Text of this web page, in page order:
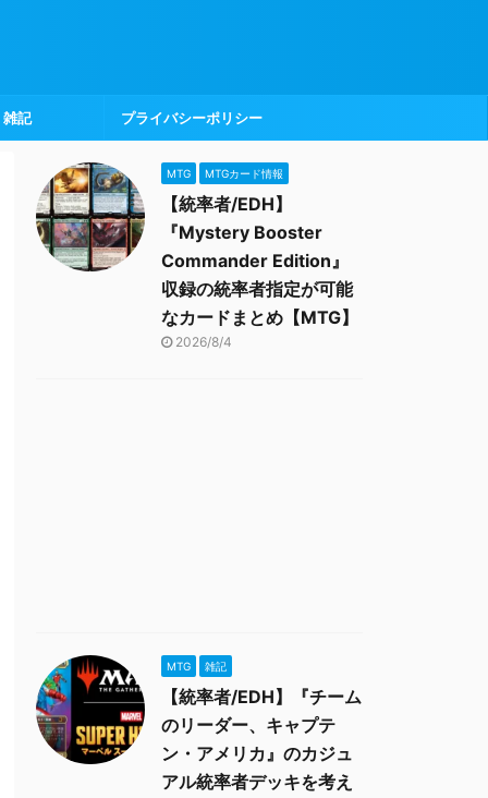
雑記 プライバシーポリシー
MTG MTGカード情報
【統率者/EDH】
『Mystery Booster
Commander Edition』
収録の統率者指定が可能
なカードまとめ【MTG】
2026/8/4
MTG 雑記
【統率者/EDH】『チーム
のリーダー、キャプテ
ン・アメリカ』のカジュ
アル統率者デッキを考え